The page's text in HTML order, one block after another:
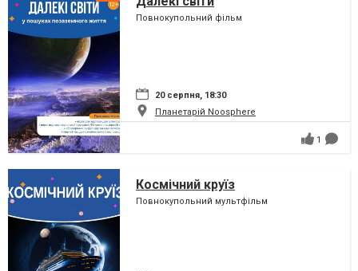
Повнокупольний фільм
20 серпня, 18:30
Планетарій Noosphere
1
Космічний круїз
Повнокупольний мультфільм